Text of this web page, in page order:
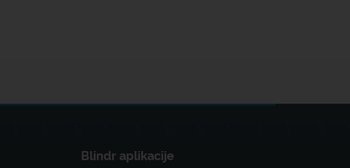
Blindr aplikacije